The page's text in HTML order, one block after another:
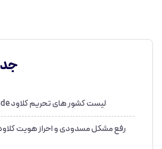
لیست کشور های تحریم کلاود Claude :لیست کامل و به‌روز